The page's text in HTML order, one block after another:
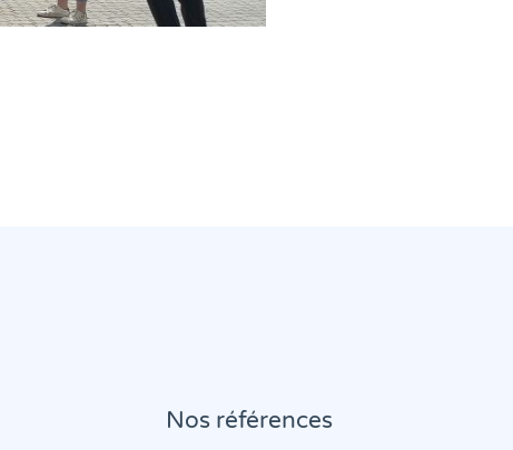
Nos références